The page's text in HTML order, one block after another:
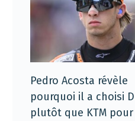
Pedro Acosta révèle
pourquoi il a choisi
plutôt que KTM pour